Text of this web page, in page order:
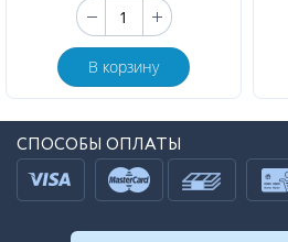
В корзину
СПОСОБЫ ОПЛАТЫ